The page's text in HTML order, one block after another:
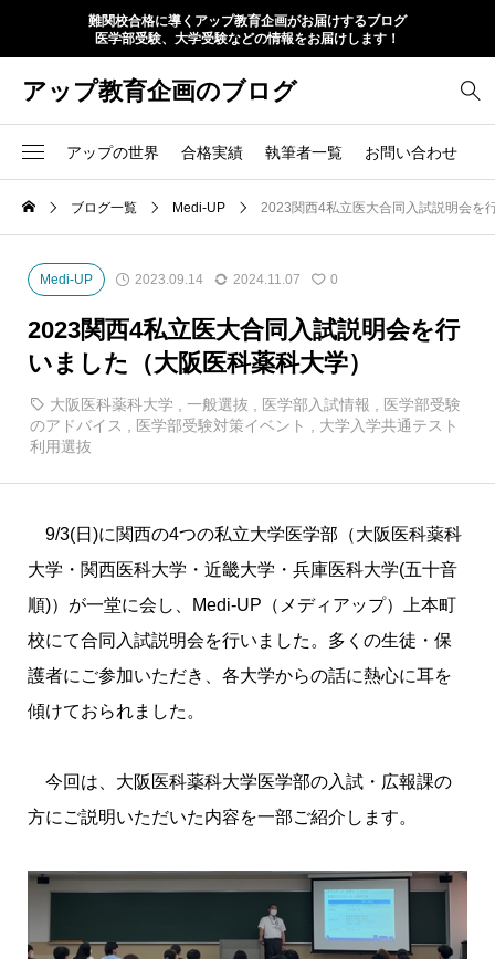
難関校合格に導くアップ教育企画がお届けするブログ
医学部受験、大学受験などの情報をお届けします！
アップ教育企画のブログ
アップの世界 合格実績 執筆者一覧 お問い合わせ
ブログ一覧 Medi-UP 2023関西4私立医大合同入試説明会を
Medi-UP 2023.09.14 2024.11.07 0
2023関西4私立医大合同入試説明会を行
いました（大阪医科薬科大学）
大阪医科薬科大学 一般選抜 医学部入試情報
医学部受験
のアドバイス , 医学部受験対策イベント , 大学入学共通テスト
利用選抜
9/3(日)に関西の4つの私立大学医学部（大阪医科薬科
大学 ・ 関西医科大学 ・ 近畿大学 ・ 兵庫医科大学(五十音
順)）が一堂に会し、Medi-UP（メディアップ）上本町
校にて合同入試説明会を行いました。多くの生徒・保
護者にご参加いただき、各大学からの話に熱心に耳を
傾けておられました。
今回は、 大阪医科薬科大学医学部の入試・広報課の
方にご説明いただいた内容を一部ご紹介します。